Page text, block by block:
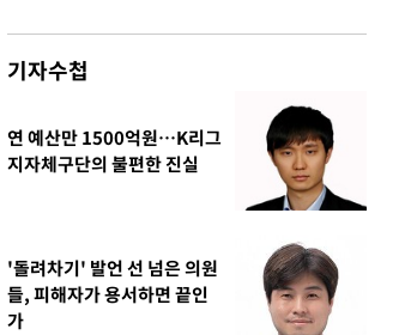
기자수첩
연 예산만 1500억원…K리그
지자체구단의 불편한 진실
'돌려차기' 발언 선 넘은 의원
들, 피해자가 용서하면 끝인
가